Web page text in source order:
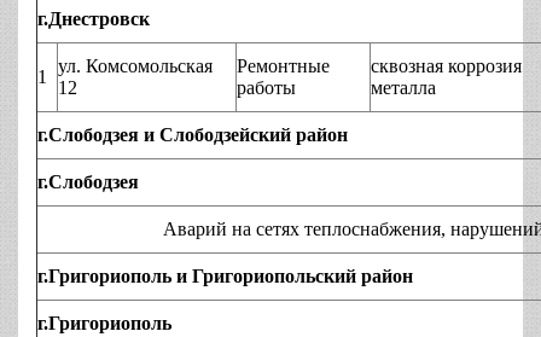
г.Днестровск
1
ул. Комсомольская
12
Ремонтные
работы
сквозная коррозия
металла
г.Слободзея и Слободзейский район
г.Слободзея
Аварий на сетях теплоснабжения, нарушений
г.Григориополь и Григориопольский район
г.Григориополь